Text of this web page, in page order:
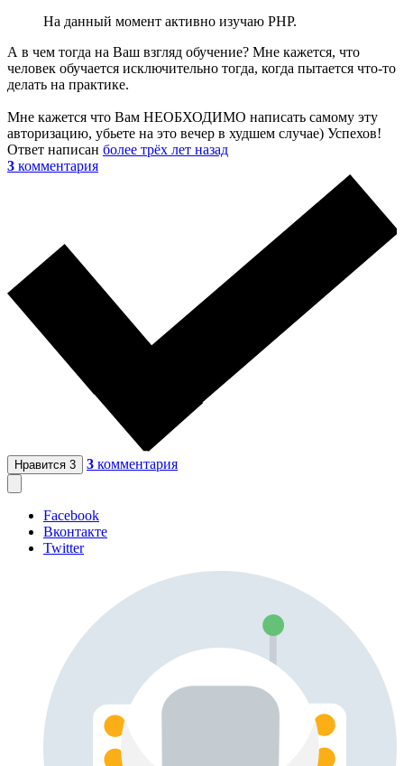
На данный момент активно изучаю PHP.
А в чем тогда на Ваш взгляд обучение? Мне кажется, что
человек обучается исключительно тогда, когда пытается что-то
делать на практике.
Мне кажется что Вам НЕОБХОДИМО написать самому эту
авторизацию, убьете на это вечер в худшем случае) Успехов!
Ответ написан более трёх лет назад
3 комментария
Нравится 3 3 комментария
Facebook
Вконтакте
Twitter